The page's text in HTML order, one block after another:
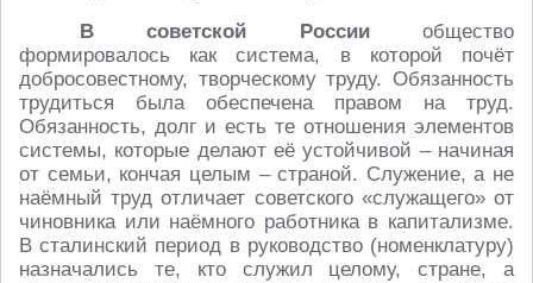
В советской Россииобщество
формировалось как система, в которой почёт
добросовестному, творческому труду. Обязанность
трудиться была обеспечена правом на труд.
Обязанность, долг и есть те отношения элементов
системы, которые делают её устойчивой – начиная
от семьи, кончая целым – страной. Служение, а не
наёмный труд отличает советского «служащего» от
чиновника или наёмного работника в капитализме.
В сталинский период в руководство (номенклатуру)
назначались те, кто служил целому, стране, а